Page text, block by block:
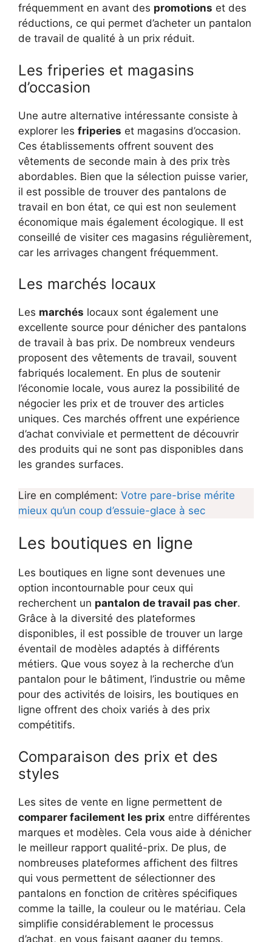
fréquemment en avant des promotions et des
réductions, ce qui permet d’acheter un pantalon
de travail de qualité à un prix réduit.
Les friperies et magasins
d’occasion
Une autre alternative intéressante consiste à
explorer les friperies et magasins d’occasion.
Ces établissements offrent souvent des
vêtements de seconde main à des prix très
abordables. Bien que la sélection puisse varier,
il est possible de trouver des pantalons de
travail en bon état, ce qui est non seulement
économique mais également écologique. Il est
conseillé de visiter ces magasins régulièrement,
car les arrivages changent fréquemment.
Les marchés locaux
Les marchés locaux sont également une
excellente source pour dénicher des pantalons
de travail à bas prix. De nombreux vendeurs
proposent des vêtements de travail, souvent
fabriqués localement. En plus de soutenir
l’économie locale, vous aurez la possibilité de
négocier les prix et de trouver des articles
uniques. Ces marchés offrent une expérience
d’achat conviviale et permettent de découvrir
des produits qui ne sont pas disponibles dans
les grandes surfaces.
Lire en complément: Votre pare-brise mérite
mieux qu’un coup d’essuie-glace à sec
Les boutiques en ligne
Les boutiques en ligne sont devenues une
option incontournable pour ceux qui
recherchent un pantalon de travail pas cher.
Grâce à la diversité des plateformes
disponibles, il est possible de trouver un large
éventail de modèles adaptés à différents
métiers. Que vous soyez à la recherche d’un
pantalon pour le bâtiment, l’industrie ou même
pour des activités de loisirs, les boutiques en
ligne offrent des choix variés à des prix
compétitifs.
Comparaison des prix et des
styles
Les sites de vente en ligne permettent de
comparer facilement les prix entre différentes
marques et modèles. Cela vous aide à dénicher
le meilleur rapport qualité-prix. De plus, de
nombreuses plateformes affichent des filtres
qui vous permettent de sélectionner des
pantalons en fonction de critères spécifiques
comme la taille, la couleur ou le matériau. Cela
simplifie considérablement le processus
d’achat, en vous faisant gagner du temps.